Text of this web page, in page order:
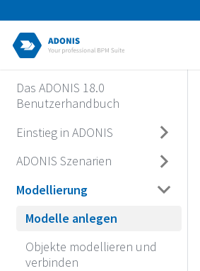
Das ADONIS 18.0
Benutzerhandbuch
Einstieg in ADONIS
ADONIS Szenarien
Modellierung
Modelle anlegen
Objekte modellieren und
verbinden